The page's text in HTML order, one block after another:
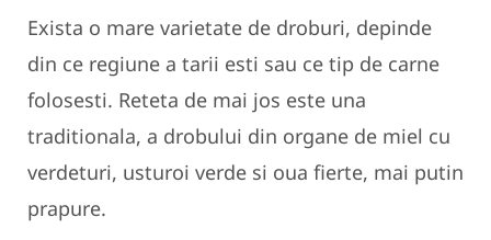
Exista o mare varietate de droburi, depinde
din ce regiune a tarii esti sau ce tip de carne
folosesti. Reteta de mai jos este una
traditionala, a drobului din organe de miel cu
verdeturi, usturoi verde si oua fierte, mai putin
prapure.